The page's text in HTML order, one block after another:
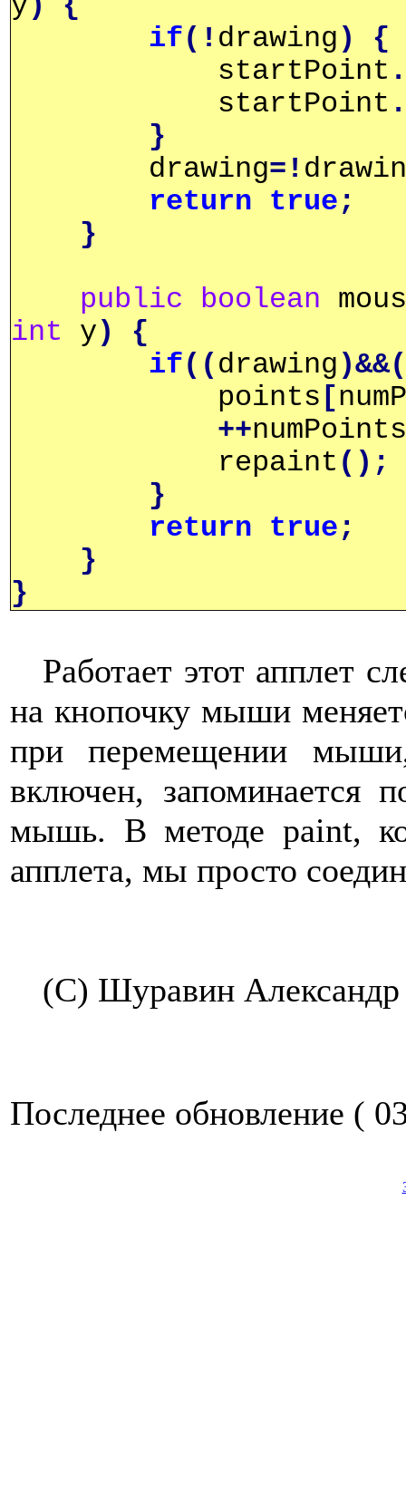
if(! drawing )
{
startPoint .
startPoint .
}
drawing=!
return
true;
}
public
boolean
int y)
{
if(( drawing )&&(
points [
++numPoints
repaint ();
}
return
true;
}
}
Работает этот апплет
на кнопочку мыши
при перемещении
включен, запоминается
мышь. В методе paint,
апплета, мы просто
(С) Шуравин Александр
Последнее обновление (